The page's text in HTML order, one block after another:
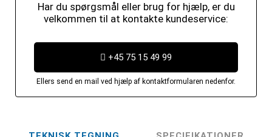
Har du spørgsmål eller brug for hjælp, er du
velkommen til at kontakte kundeservice:
+45 75 15 49 99
Ellers send en mail ved hjælp af kontaktformularen nedenfor.